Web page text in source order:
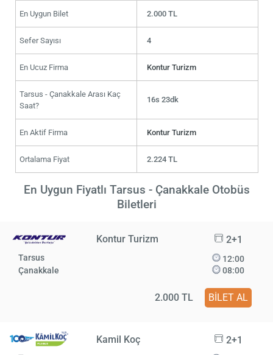
En Uygun Bilet 2.000 TL
Sefer Sayısı 4
En Ucuz Firma Kontur Turizm
Tarsus - Çanakkale Arası Kaç
Saat?
16s 23dk
En Aktif Firma Kontur Turizm
Ortalama Fiyat 2.224 TL
En Uygun Fiyatlı Tarsus - Çanakkale Otobüs
Biletleri
Kontur Turizm 2+1
Tarsus
Çanakkale
12:00
08:00
2.000 TL BİLET AL
Kamil Koç 2+1